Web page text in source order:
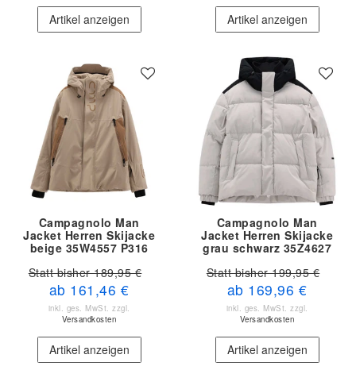
Artikel anzeigen Artikel anzeigen
Campagnolo Man
Jacket Herren Skijacke
beige 35W4557 P316
Statt bisher 189,95 €
ab 161,46 €
inkl. ges. MwSt. zzgl.
Versandkosten
Artikel anzeigen
Campagnolo Man
Jacket Herren Skijacke
grau schwarz 35Z4627
Statt bisher 199,95 €
ab 169,96 €
inkl. ges. MwSt. zzgl.
Versandkosten
Artikel anzeigen